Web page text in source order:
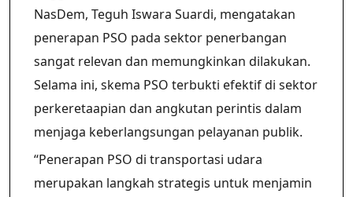
NasDem, Teguh Iswara Suardi, mengatakan
penerapan PSO pada sektor penerbangan
sangat relevan dan memungkinkan dilakukan.
Selama ini, skema PSO terbukti efektif di sektor
perkeretaapian dan angkutan perintis dalam
menjaga keberlangsungan pelayanan publik.
“Penerapan PSO di transportasi udara
merupakan langkah strategis untuk menjamin